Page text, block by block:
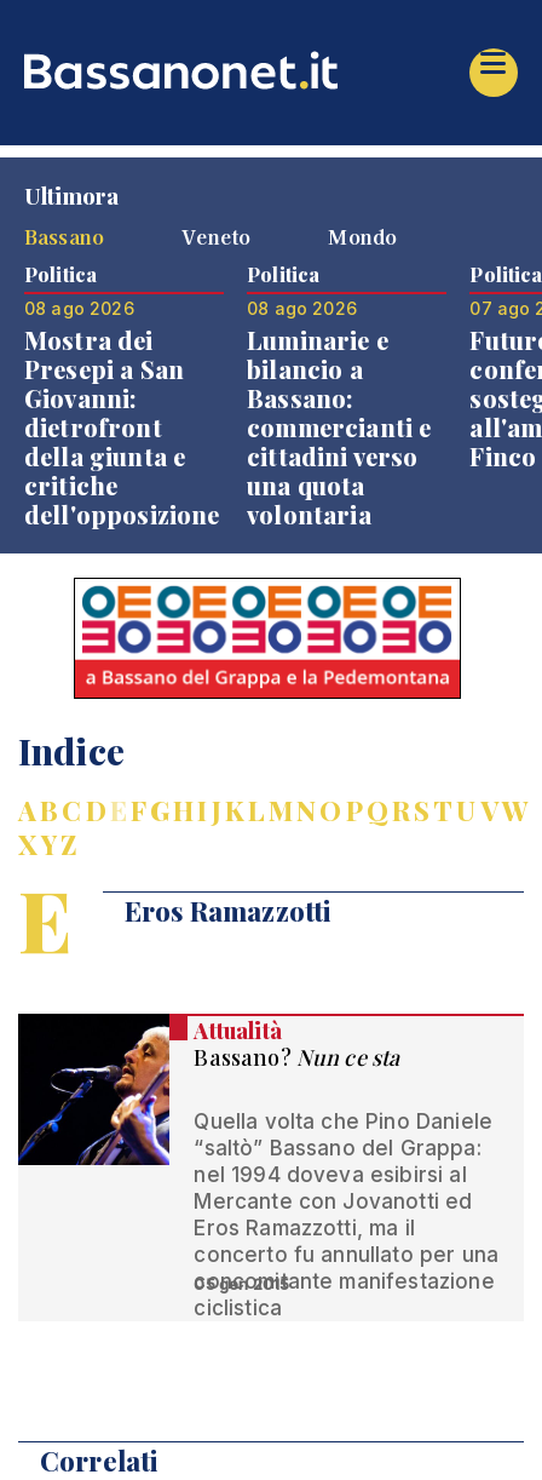
Ultimora
Bassano
Veneto Mondo
Politica
08 ago 2026
Mostra dei
Presepi a San
Giovanni:
dietrofront
della giunta e
critiche
dell'opposizione
Politica
08 ago 2026
Luminarie e
bilancio a
Bassano:
commercianti e
cittadini verso
una quota
volontaria
Politica
07 ago
Finco
Indice
ABCDEFGHIJKLMNOPQRSTUVW
XYZ
E Eros Ramazzotti
Attualità
Bassano? Nun ce sta
Quella volta che Pino Daniele
“saltò” Bassano del Grappa:
nel 1994 doveva esibirsi al
Mercante con Jovanotti ed
Eros Ramazzotti, ma il
concerto fu annullato per una
concomitante manifestazione
ciclistica
05 gen 2015
Correlati